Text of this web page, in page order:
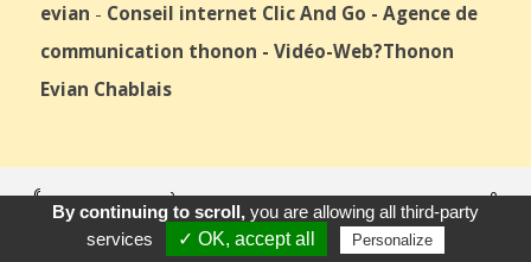
evian - Conseil internet Clic And Go - Agence de
communication thonon - Vidéo-Web?Thonon
Evian Chablais
Appeler E-Mail Venir
© 2026 Agence Web Thonon Les Bains - Référencement Google
Thonon Les Bains
Clic And Go
création site internet thonon
clicandgo.com
By continuing to scroll,you are allowing all third-party
services
✓ OK, accept all Personalize